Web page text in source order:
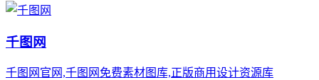
千图网
千图网官网,千图网免费素材图库,正版商用设计资源库